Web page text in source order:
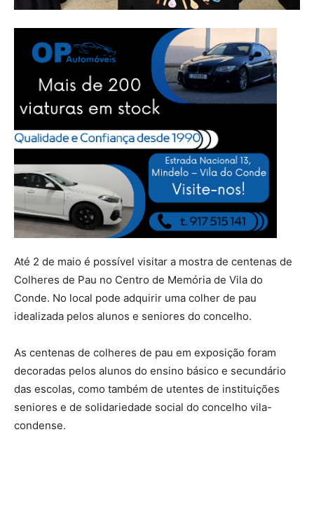
Até 2 de maio é possível visitar a mostra de centenas de
Colheres de Pau no Centro de Memória de Vila do
Conde. No local pode adquirir uma colher de pau
idealizada pelos alunos e seniores do concelho.
As centenas de colheres de pau em exposição foram
decoradas pelos alunos do ensino básico e secundário
das escolas, como também de utentes de instituições
seniores e de solidariedade social do concelho vila-
condense.